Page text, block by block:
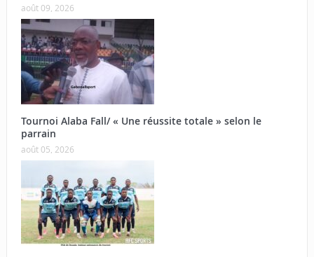
août 09, 2026
Tournoi Alaba Fall/ « Une réussite totale » selon le
parrain
août 05, 2026